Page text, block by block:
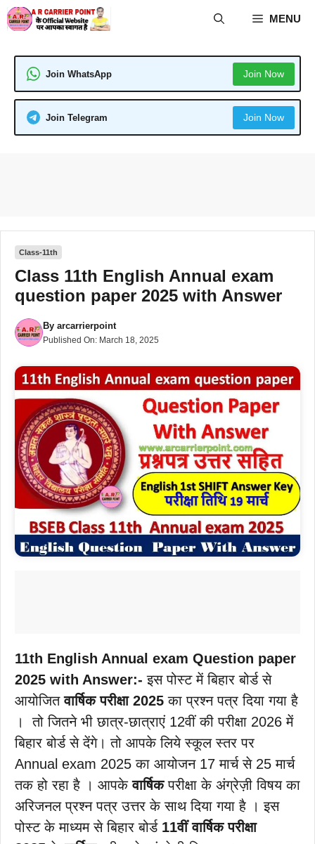
Skip
to
MENU
Join WhatsApp Join Now
Join Telegram Join Now
Class-11th
Class 11th English Annual exam
question paper 2025 with Answer
By arcarrierpoint
Published On: March 18, 2025
11th English Annual exam Question paper
2025 with Answer:- इस पोस्ट में बिहार बोर्ड से
आयोजितवार्षिक परीक्षा 2025 का प्रश्न पत्र दिया गया है
। तो जितने भी छात्र-छात्राएं 12वीं की परीक्षा 2026 में
बिहार बोर्ड से देंगे। तो आपके लिये स्कूल स्तर पर
Annual exam 2025 का आयोजन 17 मार्च से 25 मार्च
तक हो रहा है । आपकेवार्षिकपरीक्षा के अंग्रेज़ी विषय का
अरिजनल प्रश्न पत्र उत्तर के साथ दिया गया है । इस
पोस्ट के माध्यम से बिहार बोर्ड 11वीं वार्षिक परीक्षा